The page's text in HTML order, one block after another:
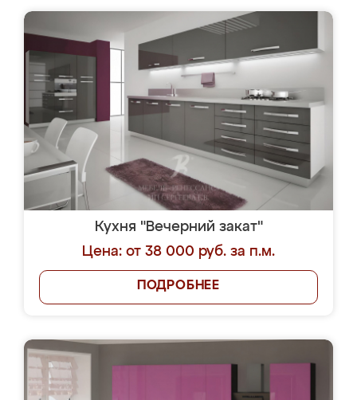
Кухня "Вечерний закат"
Цена: от 38 000 руб. за п.м.
ПОДРОБНЕЕ